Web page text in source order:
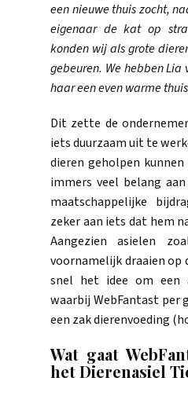
een nieuwe thuis zocht,
eigenaar de kat op
konden wij als grote
gebeuren. We hebben
haar een even warme
Dit zette de
iets duurzaam uit te
dieren geholpen
immers veel belang
maatschappelijke
zeker aan iets dat hem
Aangezien asielen
voornamelijk draaien
snel het idee om
waarbij WebFantast per
een zak dierenvoeding
Wat gaat
het Dierenasiel